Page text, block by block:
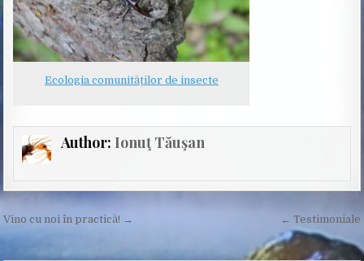
Ecologia comunităților de insecte
Author: Ionuţ Tăuşan
Post
navigation
← Testimoniale
Vino cu noi în practică! →